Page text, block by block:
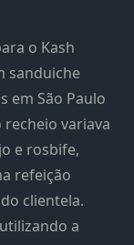
o Kash
sanduiche
em São Paulo
recheio variava
e rosbife,
refeição
clientela.
a